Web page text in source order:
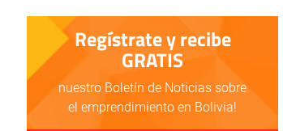
Regístrate y recibe
GRATIS
nuestro Boletín de Noticias sobre
el emprendimiento en Bolivia!